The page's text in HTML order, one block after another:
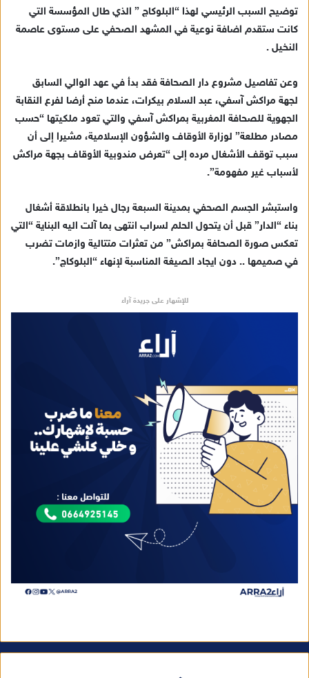
توضيح السبب الرئيسي لهذا “البلوكاج ” الذي طال المؤسسة التي
كانت ستقدم اضافة نوعية في المشهد الصحفي على مستوى عاصمة
النخيل .
وعن تفاصيل مشروع دار الصحافة فقد بدأ في عهد الوالي السابق
لجهة مراكش آسفي، عبد السلام بيكرات، عندما منح أرضا لفرع النقابة
الجهوية للصحافة المغربية بمراكش آسفي والتي تعود ملكيتها “حسب
مصادر مطلعة” لوزارة الأوقاف والشؤون الإسلامية، مشيرا إلى أن
سبب توقف الأشغال مرده إلى “تعرض مندوبية الأوقاف بجهة مراكش
لأسباب غير مفهومة”.
واستبشر الجسم الصحفي بمدينة السبعة رجال خيرا بانطلاقة أشغال
بناء “الدار” قبل أن يتحول الحلم لسراب انتهى بما آلت اليه البناية “التي
تعكس صورة الصحافة بمراكش” من تعثرات متتالية وازمات تضرب
في صميمها .. دون ايجاد الصيغة المناسبة لإنهاء “البلوكاج”.
للإشهار على جريدة آراء